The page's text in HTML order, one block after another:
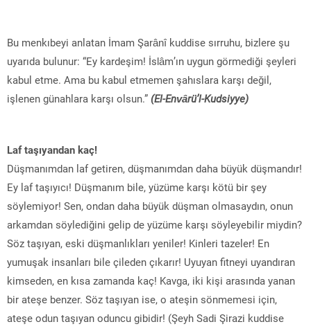
Bu menkıbeyi anlatan İmam Şarânî kuddise sırruhu, bizlere şu
uyarıda bulunur: “Ey kardeşim! İslâm’ın uygun görmediği şeyleri
kabul etme. Ama bu kabul etmemen şahıslara karşı değil,
işlenen günahlara karşı olsun.” (El-Envârü’l-Kudsiyye)
Laf taşıyandan kaç!
Düşmanımdan laf getiren, düşmanımdan daha büyük düşmandır!
Ey laf taşıyıcı! Düşmanım bile, yüzüme karşı kötü bir şey
söylemiyor! Sen, ondan daha büyük düşman olmasaydın, onun
arkamdan söylediğini gelip de yüzüme karşı söyleyebilir miydin?
Söz taşıyan, eski düşmanlıkları yeniler! Kinleri tazeler! En
yumuşak insanları bile çileden çıkarır! Uyuyan fitneyi uyandıran
kimseden, en kısa zamanda kaç! Kavga, iki kişi arasında yanan
bir ateşe benzer. Söz taşıyan ise, o ateşin sönmemesi için,
ateşe odun taşıyan oduncu gibidir! (Şeyh Sadi Şirazi kuddise